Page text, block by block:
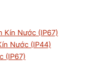
Kín Nước (IP67)
Nước (IP44)
(IP67)